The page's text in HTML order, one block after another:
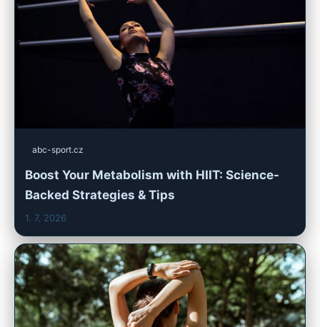
abc-sport.cz
Boost Your Metabolism with HIIT: Science-
Backed Strategies & Tips
1. 7. 2026